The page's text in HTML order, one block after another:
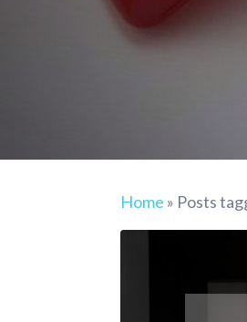
Home » Posts